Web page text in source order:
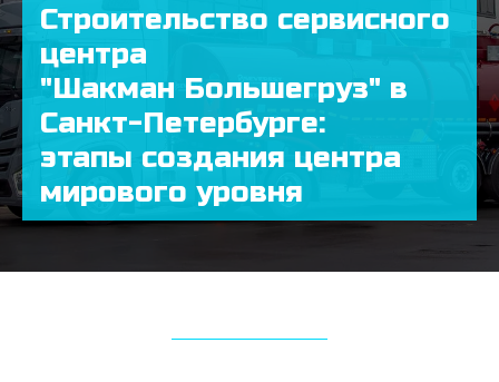
Строительство сервисного
центра
"Шакман Большегруз" в
Санкт-Петербурге:
этапы создания центра
мирового уровня